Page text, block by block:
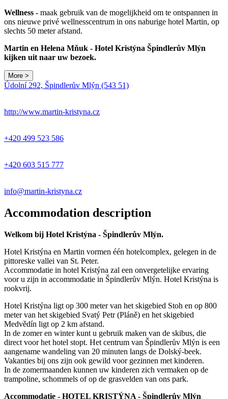
Wellness - maak gebruik van de mogelijkheid om te ontspannen in
ons nieuwe privé wellnesscentrum in ons naburige hotel Martin, op
slechts 50 meter afstand.
Martin en Helena Mňuk - Hotel Kristýna Špindlerův Mlýn
kijken uit naar uw bezoek.
More >
−
Údolní 292, Špindlerův Mlýn (543 51)
http://www.martin-kristyna.cz
+420 499 523 586
+420 603 515 777
info@martin-kristyna.cz
Accommodation description
Welkom bij Hotel Kristýna - Špindlerův Mlýn.
Hotel Kristýna en Martin vormen één hotelcomplex, gelegen in de
pittoreske vallei van St. Peter.
Accommodatie in hotel Kristýna zal een onvergetelijke ervaring
voor u zijn in accommodatie in Špindlerův Mlýn. Hotel Kristýna is
rookvrij.
Hotel Kristýna ligt op 300 meter van het skigebied Stoh en op 800
meter van het skigebied Svatý Petr (Pláně) en het skigebied
Medvědín ligt op 2 km afstand.
In de zomer en winter kunt u gebruik maken van de skibus, die
direct voor het hotel stopt. Het centrum van Špindlerův Mlýn is een
aangename wandeling van 20 minuten langs de Dolský-beek.
Vakanties bij ons zijn ook gewild voor gezinnen met kinderen.
In de zomermaanden kunnen uw kinderen zich vermaken op de
trampoline, schommels of op de grasvelden van ons park.
Accommodatie - HOTEL KRISTÝNA - Špindlerův Mlýn